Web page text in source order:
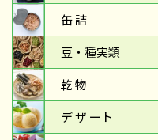
缶 詰
豆・種実類
乾 物
デ ザ ート